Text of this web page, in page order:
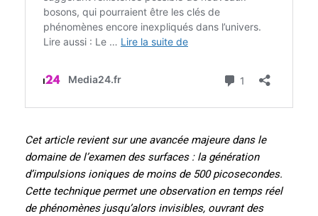
Cet article revient sur une avancée majeure dans le
domaine de l’examen des surfaces : la génération
d’impulsions ioniques de moins de 500 picosecondes.
Cette technique permet une observation en temps réel
de phénomènes jusqu’alors invisibles, ouvrant des